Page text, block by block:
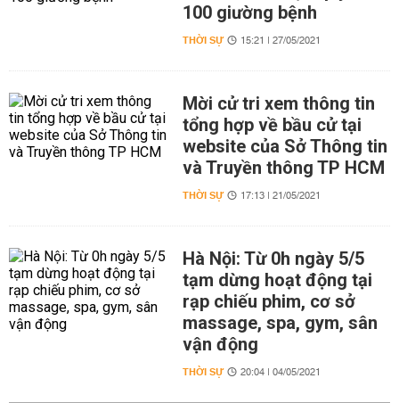
100 giường bệnh
THỜI SỰ 15:21 | 27/05/2021
Mời cử tri xem thông tin
tổng hợp về bầu cử tại
website của Sở Thông tin
và Truyền thông TP HCM
THỜI SỰ 17:13 | 21/05/2021
Hà Nội: Từ 0h ngày 5/5
tạm dừng hoạt động tại
rạp chiếu phim, cơ sở
massage, spa, gym, sân
vận động
THỜI SỰ 20:04 | 04/05/2021